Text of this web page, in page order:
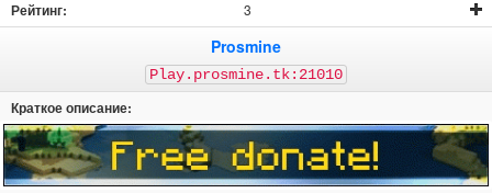
3
Prosmine
Play.prosmine.tk:21010